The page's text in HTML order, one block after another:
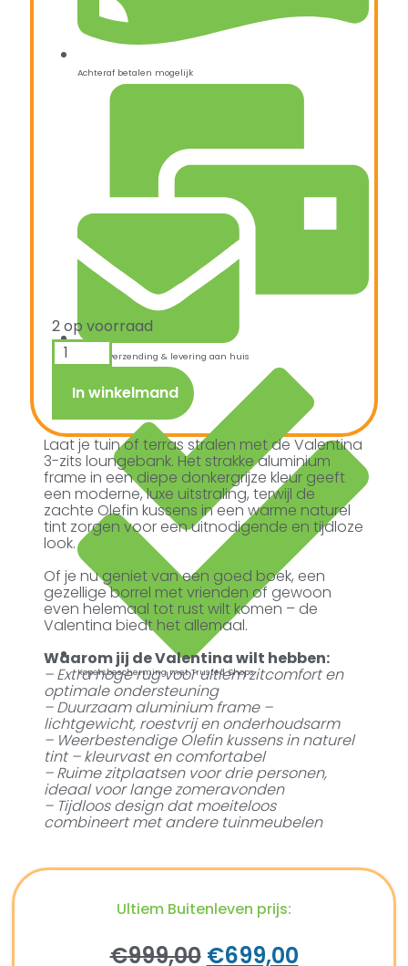
Achteraf betalen mogelijk
Snelle verzending & levering aan huis
Kopersbescherming met Trusted Shops
2 op voorraad
In winkelmand
Laat je tuin of terras stralen met de Valentina
3-zits loungebank. Het strakke aluminium
frame in een diepe donkergrijze kleur geeft
een moderne, luxe uitstraling, terwijl de
zachte Olefin kussens in een warme naturel
tint zorgen voor een uitnodigende en tijdloze
look.
Of je nu geniet van een goed boek, een
gezellige borrel met vrienden of gewoon
even helemaal tot rust wilt komen – de
Valentina biedt het allemaal.
Waarom jij de Valentina wilt hebben:
– Extra hoge rug voor ultiem zitcomfort en
optimale ondersteuning
– Duurzaam aluminium frame –
lichtgewicht, roestvrij en onderhoudsarm
– Weerbestendige Olefin kussens in naturel
tint – kleurvast en comfortabel
– Ruime zitplaatsen voor drie personen,
ideaal voor lange zomeravonden
– Tijdloos design dat moeiteloos
combineert met andere tuinmeubelen
Ultiem Buitenleven prijs:
€999,00 €699,00